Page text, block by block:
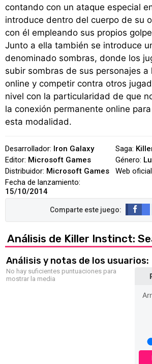
contando con un ataque especial
introduce dentro del cuerpo de su
con él empleando sus propios
Junto a ella también se introduce
denominado sombras, donde los
subir sombras de sus personajes a
online y competir contra otros
nivel con la particularidad de que
la conexión permanente online
esta modalidad.
Desarrollador: Iron Galaxy
Editor: Microsoft Games
Distribuidor: Microsoft Games
Fecha de lanzamiento:
15/10/2014
Saga:
Género:
Web
Análisis de Killer Instinct:
Análisis y notas de los usuarios:
No hay suficientes puntuaciones para
mostrar la media